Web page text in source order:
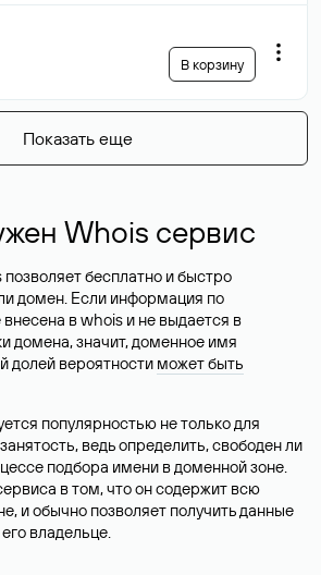
В корзину
Показать еще
Whois сервис
бесплатно и быстро
домен. Если информация по
в whois и не выдается в
домена, значит, доменное имя
долей вероятности может быть
популярностью не только для
ведь определить, свободен ли
подбора имени в доменной зоне.
в том, что он содержит всю
и обычно позволяет получить данные
владельце.